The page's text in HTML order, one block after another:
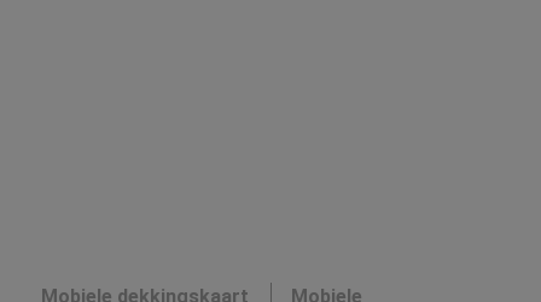
Mobiele dekkingskaart
Mobiele